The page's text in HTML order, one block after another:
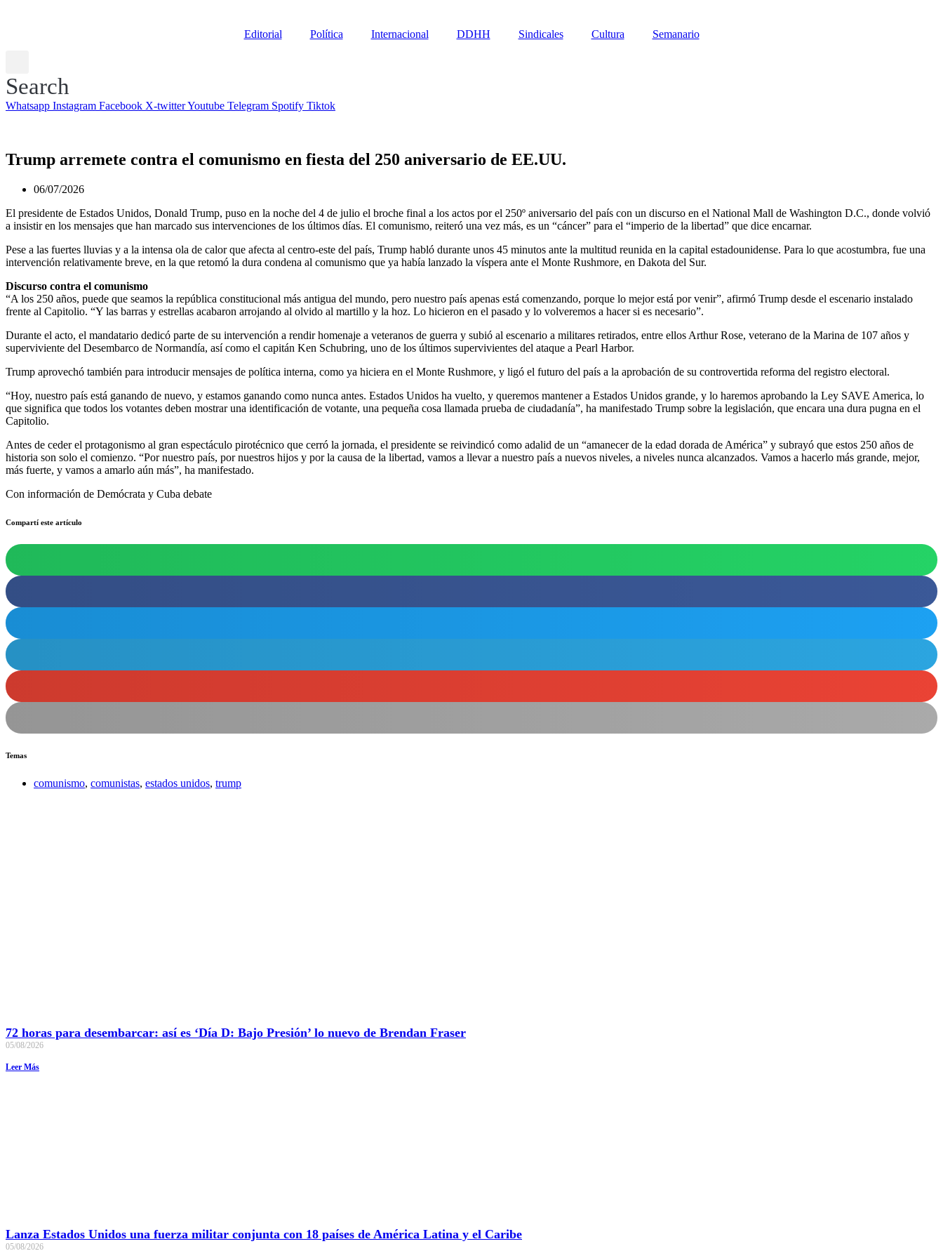
Editorial Política Internacional DDHH Sindicales Cultura Semanario
Search
Whatsapp Instagram Facebook X-twitterYoutube Telegram Spotify Tiktok
Trump arremete contra el comunismo en fiesta del 250 aniversario de EE.UU.
06/07/2026
El presidente de Estados Unidos, Donald Trump, puso en la noche del 4 de julio el broche final a los actos por el 250º aniversario del país con un discurso en el National Mall de Washington D.C., donde volvió
a insistir en los mensajes que han marcado sus intervenciones de los últimos días. El comunismo, reiteró una vez más, es un “cáncer” para el “imperio de la libertad” que dice encarnar.
Pese a las fuertes lluvias y a la intensa ola de calor que afecta al centro-este del país, Trump habló durante unos 45 minutos ante la multitud reunida en la capital estadounidense. Para lo que acostumbra, fue una
intervención relativamente breve, en la que retomó la dura condena al comunismo que ya había lanzado la víspera ante el Monte Rushmore, en Dakota del Sur.
Discurso contra el comunismo
“A los 250 años, puede que seamos la república constitucional más antigua del mundo, pero nuestro país apenas está comenzando, porque lo mejor está por venir”, afirmó Trump desde el escenario instalado
frente al Capitolio. “Y las barras y estrellas acabaron arrojando al olvido al martillo y la hoz. Lo hicieron en el pasado y lo volveremos a hacer si es necesario”.
Durante el acto, el mandatario dedicó parte de su intervención a rendir homenaje a veteranos de guerra y subió al escenario a militares retirados, entre ellos Arthur Rose, veterano de la Marina de 107 años y
superviviente del Desembarco de Normandía, así como el capitán Ken Schubring, uno de los últimos supervivientes del ataque a Pearl Harbor.
Trump aprovechó también para introducir mensajes de política interna, como ya hiciera en el Monte Rushmore, y ligó el futuro del país a la aprobación de su controvertida reforma del registro electoral.
“Hoy, nuestro país está ganando de nuevo, y estamos ganando como nunca antes. Estados Unidos ha vuelto, y queremos mantener a Estados Unidos grande, y lo haremos aprobando la Ley SAVE America, lo
que significa que todos los votantes deben mostrar una identificación de votante, una pequeña cosa llamada prueba de ciudadanía”, ha manifestado Trump sobre la legislación, que encara una dura pugna en el
Capitolio.
Antes de ceder el protagonismo al gran espectáculo pirotécnico que cerró la jornada, el presidente se reivindicó como adalid de un “amanecer de la edad dorada de América” y subrayó que estos 250 años de
historia son solo el comienzo. “Por nuestro país, por nuestros hijos y por la causa de la libertad, vamos a llevar a nuestro país a nuevos niveles, a niveles nunca alcanzados. Vamos a hacerlo más grande, mejor,
más fuerte, y vamos a amarlo aún más”, ha manifestado.
Con información de Demócrata y Cuba debate
Compartí este artículo
Temas
comunismo, comunistas, estados unidos, trump
72 horas para desembarcar: así es ‘Día D: Bajo Presión’ lo nuevo de Brendan Fraser
05/08/2026
Leer Más
Lanza Estados Unidos una fuerza militar conjunta con 18 países de América Latina y el Caribe
05/08/2026